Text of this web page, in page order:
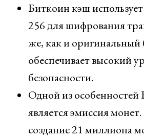
Биткоин кэш
256 для шифрования
же, как и оригинальный
обеспечивает высокий
безопасности.
Одной из
является эмиссия
создание 21 миллиона